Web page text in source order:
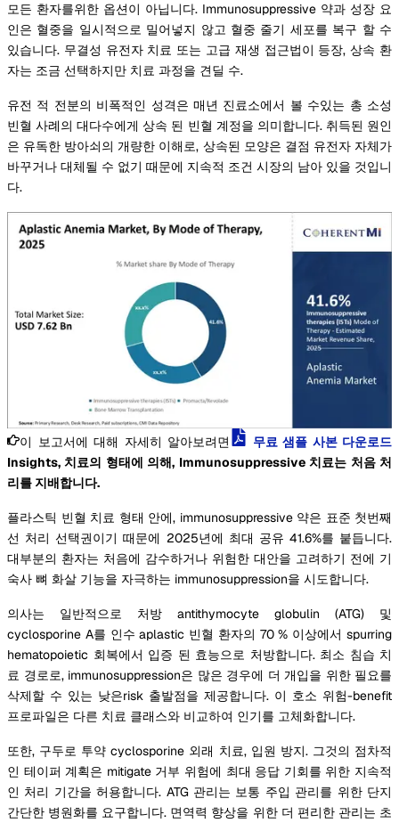
모든 환자를위한 옵션이 아닙니다. Immunosuppressive 약과 성장 요
인은 혈중을 일시적으로 밀어넣지 않고 혈중 줄기 세포를 복구 할 수
있습니다. 무결성 유전자 치료 또는 고급 재생 접근법이 등장, 상속 환
자는 조금 선택하지만 치료 과정을 견딜 수.
유전 적 전분의 비폭적인 성격은 매년 진료소에서 볼 수있는 총 소성
빈혈 사례의 대다수에게 상속 된 빈혈 계정을 의미합니다. 취득된 원인
은 유독한 방아쇠의 개량한 이해로, 상속된 모양은 결점 유전자 자체가
바꾸거나 대체될 수 없기 때문에 지속적 조건 시장의 남아 있을 것입니
다.
이 보고서에 대해 자세히 알아보려면
무료 샘플 사본 다운로드
Insights, 치료의 형태에 의해, Immunosuppressive 치료는 처음 처
리를 지배합니다.
플라스틱 빈혈 치료 형태 안에, immunosuppressive 약은 표준 첫번째
선 처리 선택권이기 때문에 2025년에 최대 공유 41.6%를 붙듭니다.
대부분의 환자는 처음에 감수하거나 위험한 대안을 고려하기 전에 기
숙사 뼈 화살 기능을 자극하는 immunosuppression을 시도합니다.
의사는 일반적으로 처방 antithymocyte globulin (ATG) 및
cyclosporine A를 인수 aplastic 빈혈 환자의 70 % 이상에서 spurring
hematopoietic 회복에서 입증 된 효능으로 처방합니다. 최소 침습 치
료 경로로, immunosuppression은 많은 경우에 더 개입을 위한 필요를
삭제할 수 있는 낮은risk 출발점을 제공합니다. 이 호소 위험-benefit
프로파일은 다른 치료 클래스와 비교하여 인기를 고체화합니다.
또한, 구두로 투약 cyclosporine 외래 치료, 입원 방지. 그것의 점차적
인 테이퍼 계획은 mitigate 거부 위험에 최대 응답 기회를 위한 지속적
인 처리 기간을 허용합니다. ATG 관리는 보통 주입 관리를 위한 단지
간단한 병원화를 요구합니다. 면역력 향상을 위한 더 편리한 관리는 초